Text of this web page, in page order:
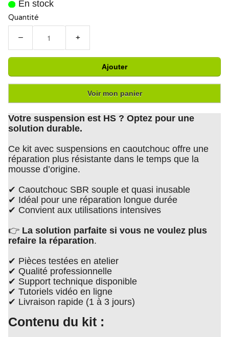
En stock
Quantité
− +
Ajouter
Voir mon panier
Votre suspension est HS ? Optez pour une
solution durable.
Ce kit avec suspensions en caoutchouc offre une
réparation plus résistante dans le temps que la
mousse d’origine.
✔ Caoutchouc SBR souple et quasi inusable
✔ Idéal pour une réparation longue durée
✔ Convient aux utilisations intensives
👉 La solution parfaite si vous ne voulez plus
refaire la réparation.
✔ Pièces testées en atelier
✔ Qualité professionnelle
✔ Support technique disponible
✔ Tutoriels vidéo en ligne
✔ Livraison rapide (1 à 3 jours)
Contenu du kit :